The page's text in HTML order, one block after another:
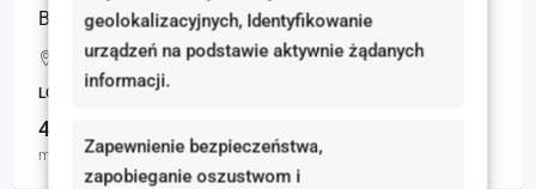
geolokalizacyjnych, Identyfikowanie
urządzeń na podstawie aktywnie żądanych
informacji.
Zapewnienie bezpieczeństwa,
zapobieganie oszustwom i
Biuro na wynajem w centrum Kwidzyna
Magazynowa, Kwidzyn, Polska
LOKALE UŻYTKOWE, NIERUCHOMOŚCI KOMERCYJNE
40.00
m²